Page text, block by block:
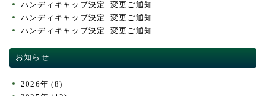
ハンディキャップ決定_変更ご通知
ハンディキャップ決定_変更ご通知
ハンディキャップ決定_変更ご通知
お知らせ
2026年 (8)